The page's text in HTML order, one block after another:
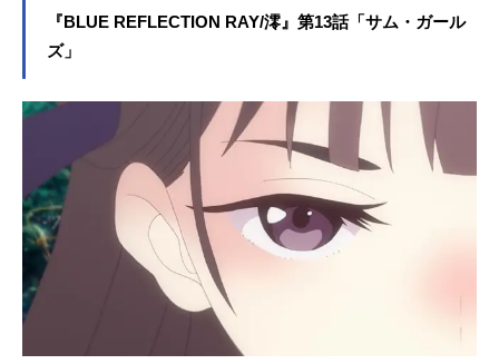
日（金）MBS・TBSにて25：55...
剣』を原点に、新たな少女たちの物
先陣を切って、TVアニメ『BLUERE
FLECTIONRAY/澪』が“アニメイズ
ム”枠ほかにて好評放送中です。この
たび、第12話「最深」のあらすじと
先行カットが公開されました！モモ
のフラグメントは砕け散り、美弦は
発狂。リープレンジは一気に負の想
いに支配され、陽桜莉たちは劣勢
に……。さらに1～12話振り返り一挙
放送＆第２クール直前特番が配信決
定となりました。あわせてご紹介し
『BLUE REFLECTION RAY/澪』第13話「サム・ガール
ズ」